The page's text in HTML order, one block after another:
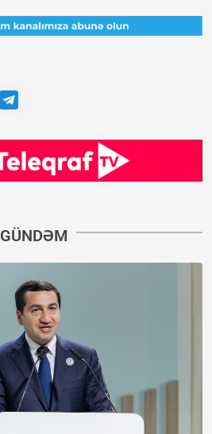
GÜNDƏM